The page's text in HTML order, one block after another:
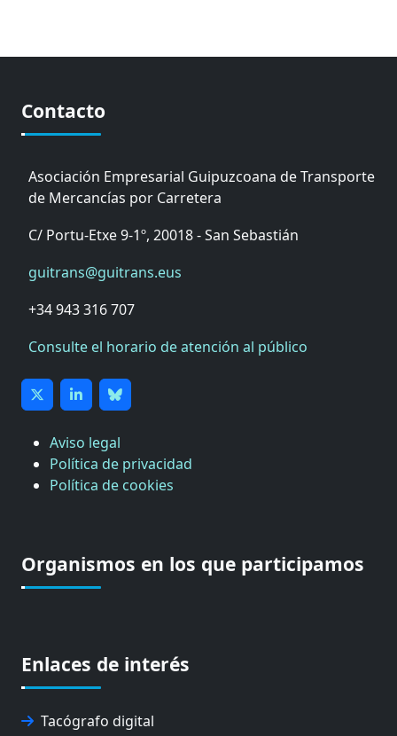
Contacto
Asociación Empresarial Guipuzcoana de Transporte
de Mercancías por Carretera
C/ Portu-Etxe 9-1º, 20018 - San Sebastián
guitrans@guitrans.eus
+34 943 316 707
Consulte el horario de atención al público
Aviso legal
Política de privacidad
Política de cookies
Organismos en los que participamos
Enlaces de interés
Tacógrafo digital